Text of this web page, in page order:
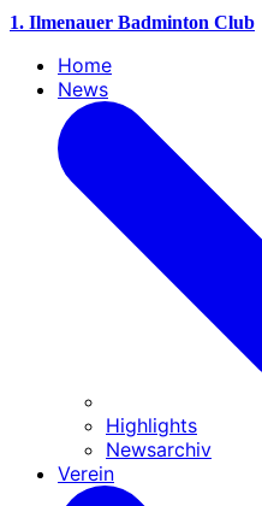
1. Ilmenauer Badminton Club
Home
News
Highlights
Newsarchiv
Verein